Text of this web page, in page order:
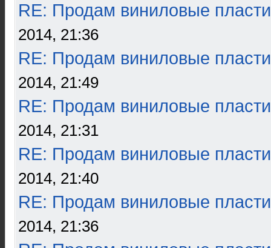
RE: Продам виниловые
2014, 21:36
RE: Продам виниловые
2014, 21:49
RE: Продам виниловые
2014, 21:31
RE: Продам виниловые
2014, 21:40
RE: Продам виниловые
2014, 21:36